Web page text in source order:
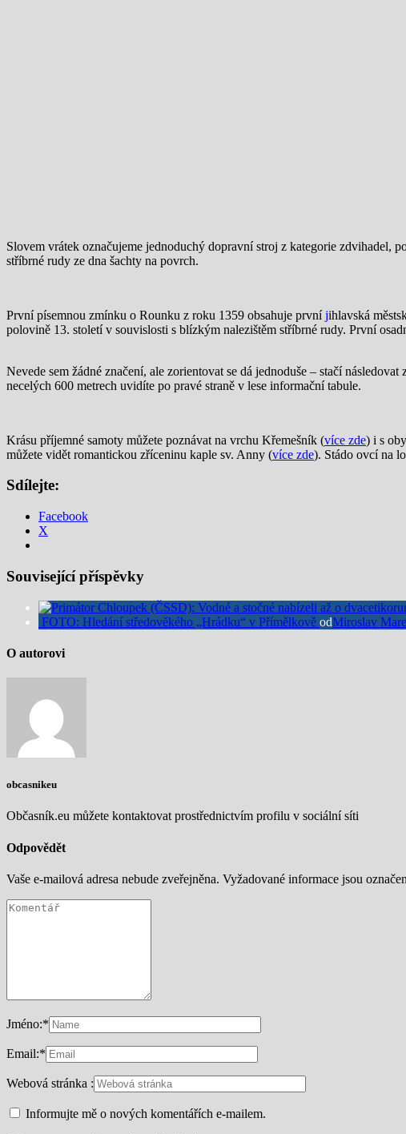
Slovem vrátek označujeme jednoduchý dopravní stroj z kategorie zdvihadel,
stříbrné rudy ze dna šachty na povrch.
První písemnou zmínku o Rounku z roku 1359 obsahuje prvníjihlavská
polovině 13. století v souvislosti s blízkým nalezištěm stříbrné rudy. První
Nevede sem žádné značení, ale zorientovat se dá jednoduše – stačí
necelých 600 metrech uvidíte po pravé straně v lese informační tabule.
Krásu příjemné samoty můžete poznávat na vrchu Křemešník (více zde) i s
můžete vidět romantickou zříceninu kaple sv. Anny (více zde). Stádo ovcí na
Sdílejte:
Facebook
X
Související příspěvky
FOTO: Hledání středověkého „Hrádku“ v Přímělkově odMiroslav
O autorovi
obcasnikeu
Občasník.eu můžete kontaktovat prostřednictvím profilu v sociální síti
Odpovědět
Vaše e-mailová adresa nebude zveřejněna. Vyžadované informace jsou
Jméno:*
Email:*
Webová stránka :
Informujte mě o nových komentářích e-mailem.